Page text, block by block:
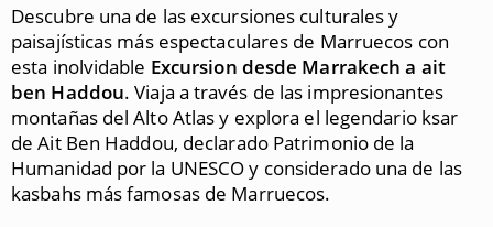
Descubre una de las excursiones culturales y
paisajísticas más espectaculares de Marruecos con
esta inolvidable Excursion desde Marrakech a ait
ben Haddou. Viaja a través de las impresionantes
montañas del Alto Atlas y explora el legendario ksar
deAit Ben Haddou, declarado Patrimonio de la
Humanidad por la UNESCO y considerado una de las
kasbahs más famosas de Marruecos.